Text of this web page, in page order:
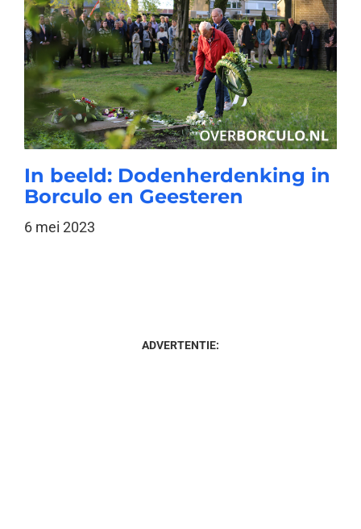
In beeld: Dodenherdenking in
Borculo en Geesteren
6 mei 2023
ADVERTENTIE: